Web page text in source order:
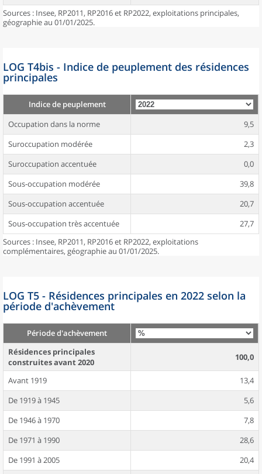
Sources : Insee, RP2011, RP2016 et RP2022, exploitations principales,
géographie au 01/01/2025.
LOG T4bis - Indice de peuplement des résidences
principales
Indice de peuplement
Occupation dans la norme
9,5
Suroccupation modérée
2,3
Suroccupation accentuée
0,0
Sous-occupation modérée
39,8
Sous-occupation accentuée
20,7
Sous-occupation très accentuée
27,7
Sources : Insee, RP2011, RP2016 et RP2022, exploitations
complémentaires, géographie au 01/01/2025.
LOG T5 - Résidences principales en 2022 selon la
période d'achèvement
Période d'achèvement
Résidences principales
construites avant 2020
100,0
Avant 1919
13,4
De 1919 à 1945
5,6
De 1946 à 1970
7,8
De 1971 à 1990
28,6
De 1991 à 2005
20,4